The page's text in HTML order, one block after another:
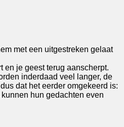
met een uitgestreken gelaat
en je geest terug aanscherpt.
inderdaad veel langer, de
dat het eerder omgekeerd is:
hun gedachten even